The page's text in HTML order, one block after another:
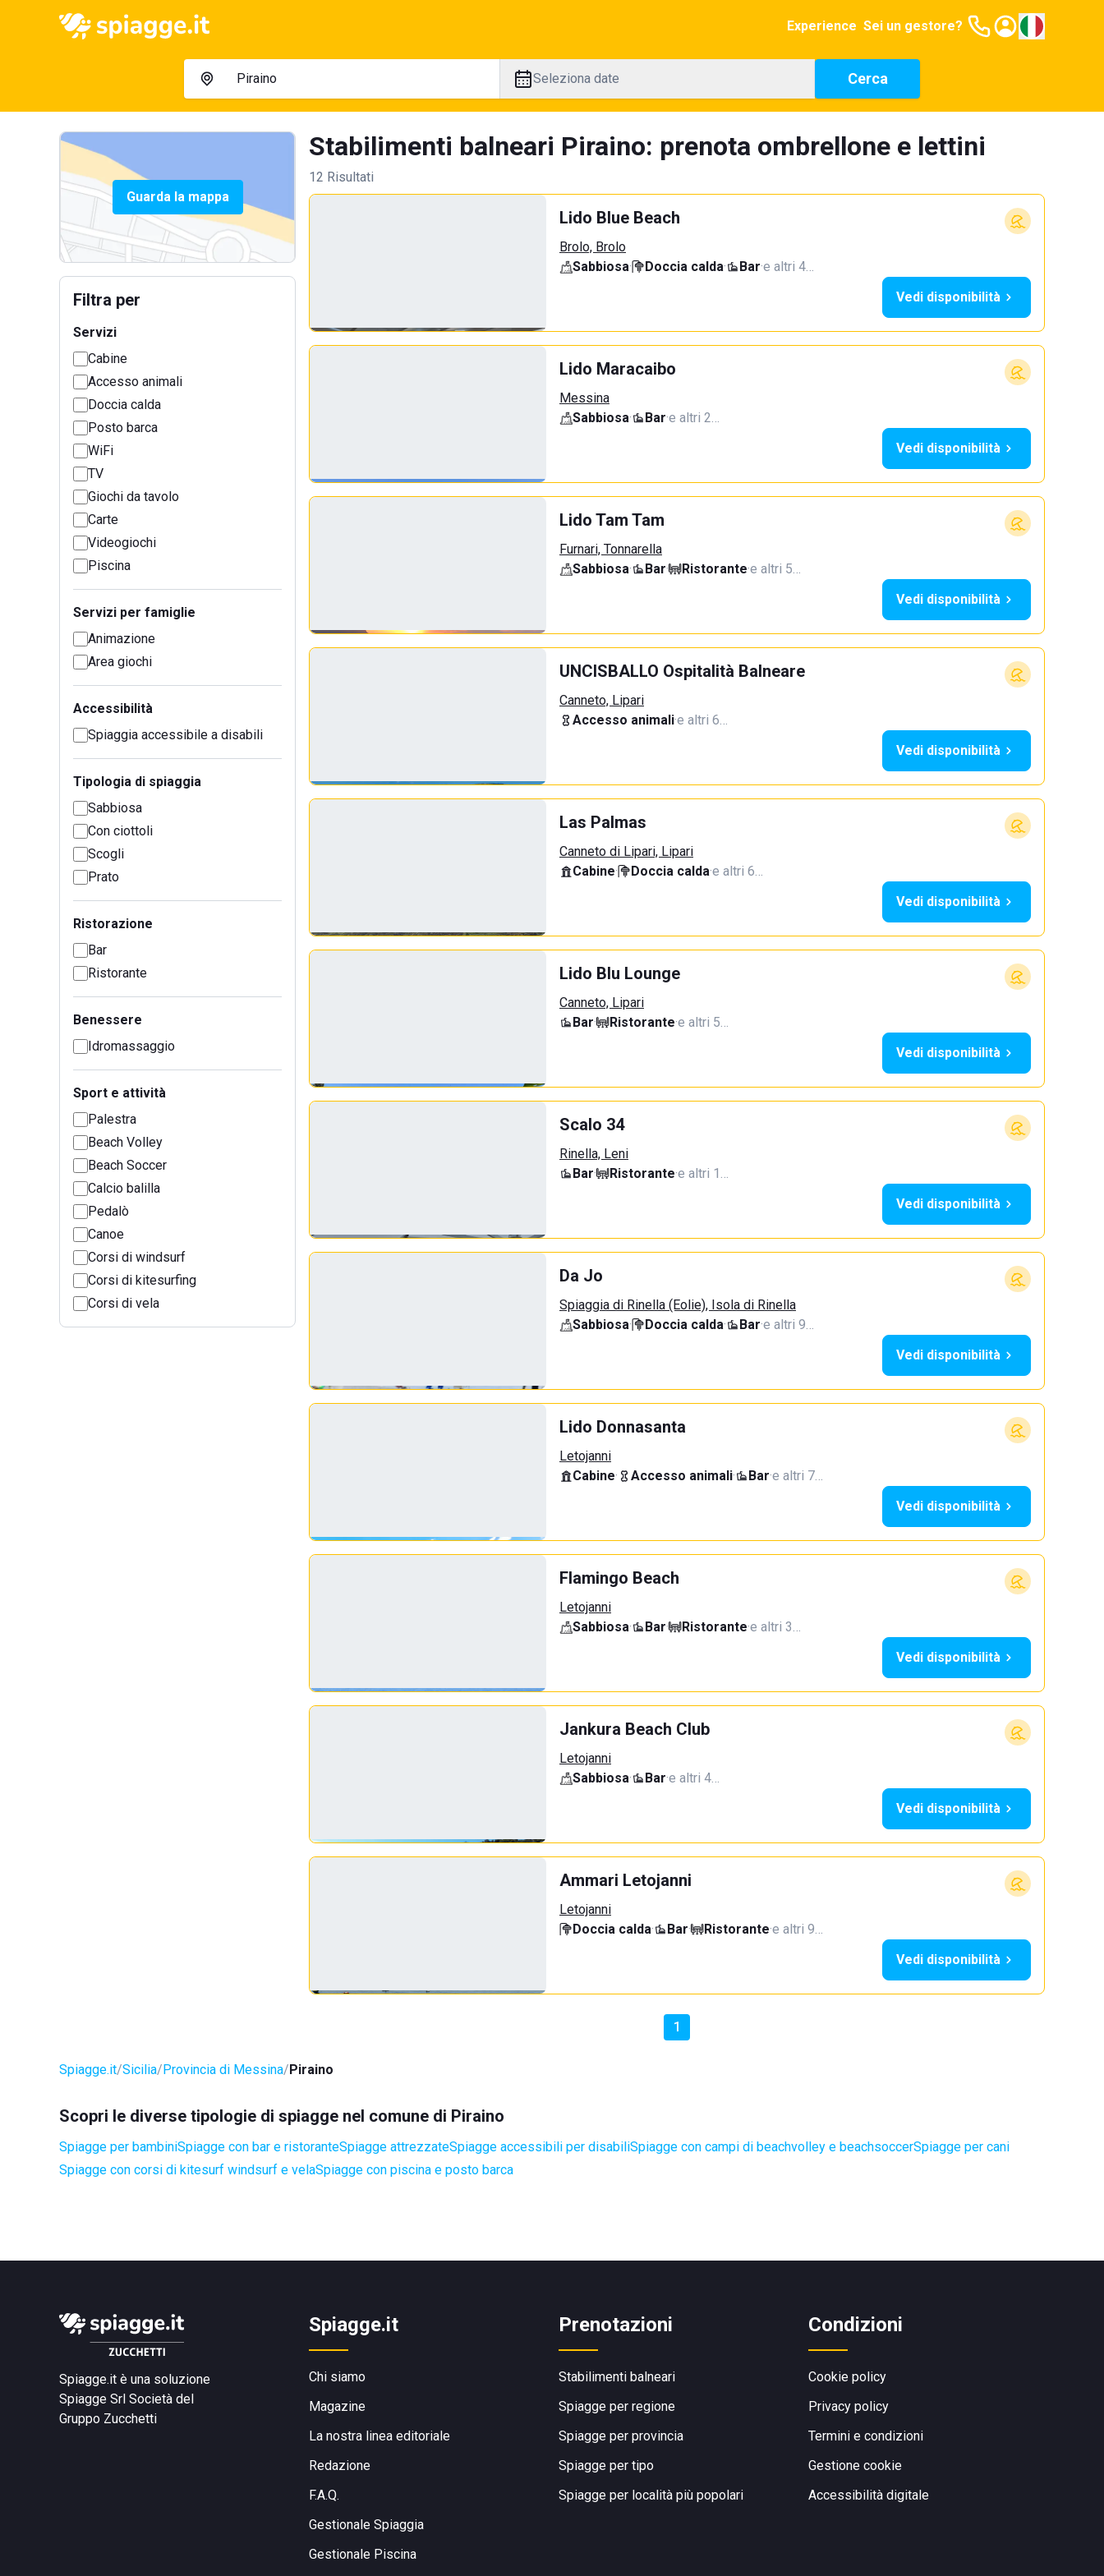
Experience Sei un gestore?
Seleziona date Cerca
Guarda la mappa
Filtra per
Servizi
Cabine
Accesso animali
Doccia calda
Posto barca
WiFi
TV
Giochi da tavolo
Carte
Videogiochi
Piscina
Servizi per famiglie
Animazione
Area giochi
Accessibilità
Spiaggia accessibile a disabili
Tipologia di spiaggia
Sabbiosa
Con ciottoli
Scogli
Prato
Ristorazione
Bar
Ristorante
Benessere
Idromassaggio
Sport e attività
Palestra
Beach Volley
Beach Soccer
Calcio balilla
Pedalò
Canoe
Corsi di windsurf
Corsi di kitesurfing
Corsi di vela
Stabilimenti balneari Piraino: prenota ombrellone e lettini
12 Risultati
Lido Blue Beach
Brolo, Brolo
Sabbiosa· Doccia calda· Bar·e altri 4…
Vedi disponibilità
Lido Maracaibo
Messina
Sabbiosa· Bar·e altri 2…
Vedi disponibilità
Lido Tam Tam
Furnari, Tonnarella
Sabbiosa· Bar· Ristorante·e altri 5…
Vedi disponibilità
UNCISBALLO Ospitalità Balneare
Canneto, Lipari
Accesso animali·e altri 6…
Vedi disponibilità
Las Palmas
Canneto di Lipari, Lipari
Cabine· Doccia calda·e altri 6…
Vedi disponibilità
Lido Blu Lounge
Canneto, Lipari
Bar· Ristorante·e altri 5…
Vedi disponibilità
Scalo 34
Rinella, Leni
Bar· Ristorante·e altri 1…
Vedi disponibilità
Da Jo
Spiaggia di Rinella (Eolie), Isola di Rinella
Sabbiosa· Doccia calda· Bar·e altri 9…
Vedi disponibilità
Lido Donnasanta
Letojanni
Cabine· Accesso animali· Bar·e altri 7…
Vedi disponibilità
Flamingo Beach
Letojanni
Sabbiosa· Bar· Ristorante·e altri 3…
Vedi disponibilità
Jankura Beach Club
Letojanni
Sabbiosa· Bar·e altri 4…
Vedi disponibilità
Ammari Letojanni
Letojanni
Doccia calda· Bar· Ristorante·e altri 9…
Vedi disponibilità
1
Spiagge.it Sicilia Provincia di Messina Piraino
Scopri le diverse tipologie di spiagge nel comune di Piraino
Spiagge per bambiniSpiagge con bar e ristoranteSpiagge attrezzateSpiagge accessibili per disabiliSpiagge con campi di beachvolley e beachsoccerSpiagge per cani
Spiagge con corsi di kitesurf windsurf e velaSpiagge con piscina e posto barca
Spiagge.it è una soluzione
Spiagge Srl Società del
Gruppo Zucchetti
Spiagge.it
Chi siamo
Magazine
La nostra linea editoriale
Redazione
F.A.Q.
Gestionale Spiaggia
Gestionale Piscina
Prenotazioni
Stabilimenti balneari
Spiagge per regione
Spiagge per provincia
Spiagge per tipo
Spiagge per località più popolari
Condizioni
Cookie policy
Privacy policy
Termini e condizioni
Gestione cookie
Accessibilità digitale